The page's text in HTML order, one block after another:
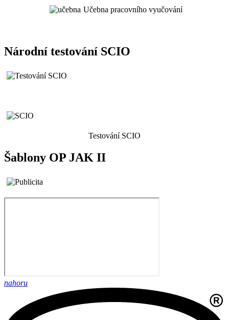
Učebna pracovního vyučování
Národní testování SCIO
Testování SCIO
Šablony OP JAK II
nahoru